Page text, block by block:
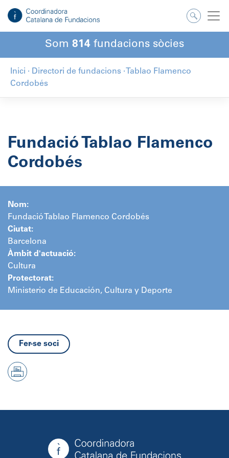
contingut
Som 814 fundacions sòcies
Inici · Directori de fundacions ·
Tablao Flamenco
Cordobés
Fundació Tablao Flamenco
Cordobés
Nom:
Fundació Tablao Flamenco Cordobés
Ciutat:
Barcelona
Àmbit d'actuació:
Cultura
Protectorat:
Ministerio de Educación, Cultura y Deporte
Fer-se soci